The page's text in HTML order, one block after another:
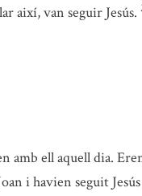
així, van seguir Jesús.
ell aquell dia.
i havien seguit